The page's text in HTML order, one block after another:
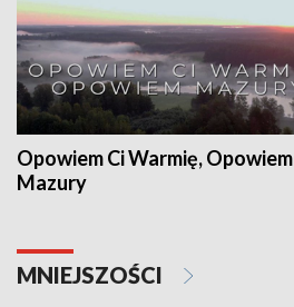
Opowiem Ci Warmię, Opowiem
Mazury
MNIEJSZOŚCI